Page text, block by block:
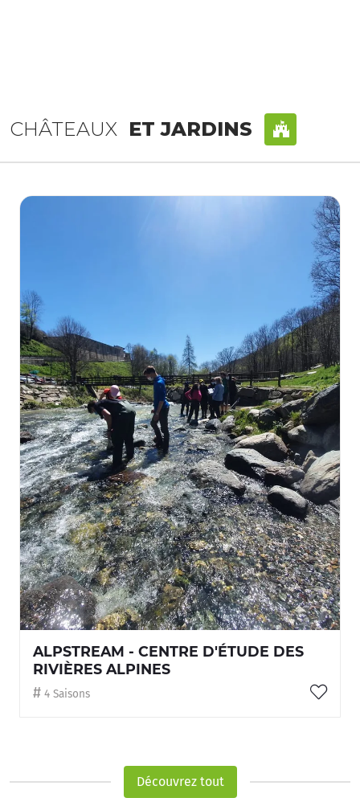
CHÂTEAUX ET JARDINS
ALPSTREAM - CENTRE D'ÉTUDE DES
RIVIÈRES ALPINES
4 Saisons
Découvrez tout